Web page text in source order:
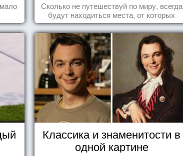
Сколько не путешествуй по миру, всегда
будут находиться места, от которых
перехватывает дух и кружится голова...
Классика и знаменитости в
одной картине